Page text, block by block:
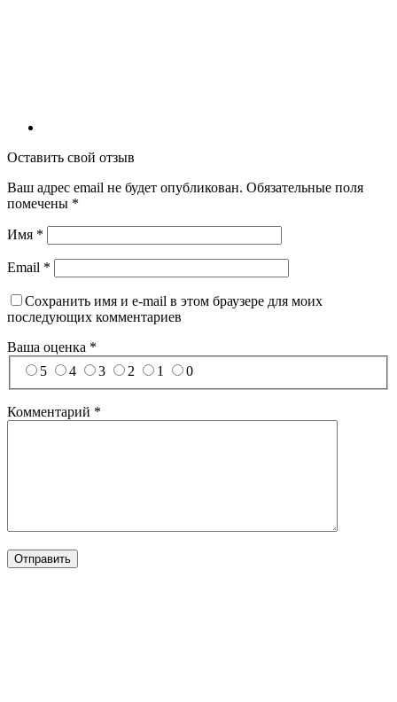
Оставить свой отзыв
Ваш адрес email не будет опубликован. Обязательные поля
помечены *
Имя *
Email *
Сохранить имя и e-mail в этом браузере для моих
последующих комментариев
Ваша оценка *
5
4 3 2 1 0
Комментарий *
Отправить